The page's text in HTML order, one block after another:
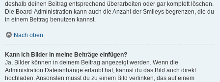
deshalb deinen Beitrag entsprechend überarbeiten oder gar komplett löschen.
Die Board-Administration kann auch die Anzahl der Smileys begrenzen, die du
in einem Beitrag benutzen kannst.
Nach oben
Kann ich Bilder in meine Beiträge einfügen?
Ja, Bilder können in deinem Beitrag angezeigt werden. Wenn die
Administration Dateianhänge erlaubt hat, kannst du das Bild auch direkt
hochladen. Ansonsten musst du zu einem Bild verlinken, das auf einem